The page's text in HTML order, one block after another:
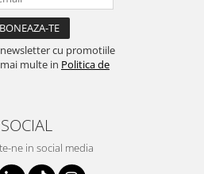
cu promotiile
multe in Politica de
SOCIAL
ne in social media